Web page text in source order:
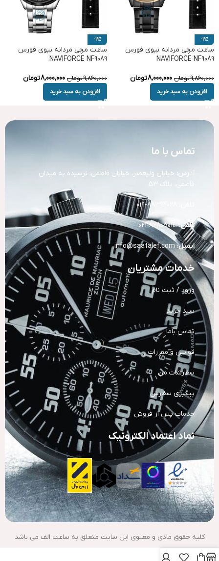
-19%
ساعت مچی مردانه نیوی فورس
NAVIFORCE NF9089
9,860,000تومان 8,000,000تومان
افزودن به سبد خرید
-19%
ساعت مچی مردانه نیوی فورس
NAVIFORCE NF9089
9,860,000تومان 8,000,000تومان
افزودن به سبد خرید
تماس با ما
رس: خیابان ولیعصر، خیابان فاطمی، نرسیده به میدان
فاطمی، پلاک 53
تلفن:82805015-021
ایمیل: info@saatalef.com
خدمات مشتریان
ورود / ثبت نام
سبد خرید
تماس باما
قوانین و مقررات
سفارشات من
پیگیری سفارش
خدمات پس از فروش
نماد اعتماد الکترونیک
کلیه حقوق مادی و معنوی این سایت متعلق به ساعت الف می باشد